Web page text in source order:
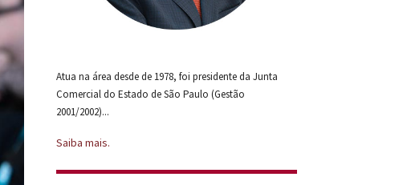
Atua na área desde de 1978, foi presidente da Junta
Comercial do Estado de São Paulo (Gestão
2001/2002)...
Saiba mais.